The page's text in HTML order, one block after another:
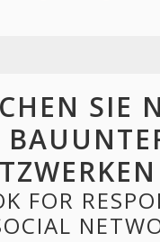
SIE
FOR